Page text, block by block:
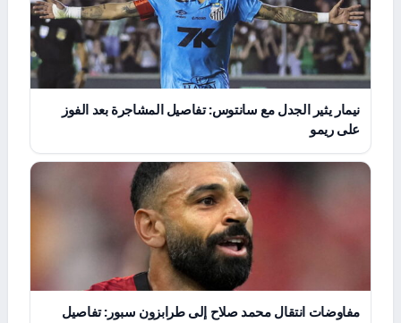
نيمار يثير الجدل مع سانتوس: تفاصيل المشاجرة بعد الفوز
على ريمو
مفاوضات انتقال محمد صلاح إلى طرابزون سبور: تفاصيل